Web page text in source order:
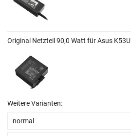
Original Netzteil 90,0 Watt für Asus K53U
Weitere Varianten:
normal